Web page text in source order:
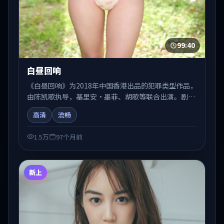
99:40
白昼回响
《白昼回响》为2018年中国香港出品的犯罪类型作品，
由陈凯歌执导，基里安·墨菲、胡歌等联合出演。剧情
在人物弧光与节奏推进中展开，兼具叙事张力与视听质
感。适合关注国产在线观看、热播国产剧与院线佳片的
高清 流畅
1.5万 97个月前
新上